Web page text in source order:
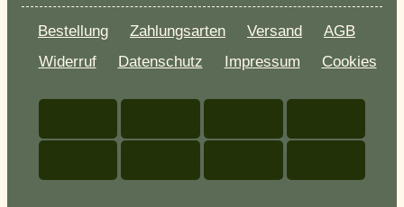
Bestellung Zahlungsarten Versand
AGB
Widerruf
Datenschutz Impressum Cookies